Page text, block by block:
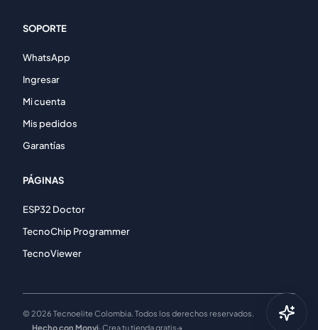
SOPORTE
WhatsApp
Ingresar
Mi cuenta
Mis pedidos
Garantías
PÁGINAS
ESP32 Doctor
TecnoChip Programmer
TecnoViewer
© 2026 Tecnoelite Colombia. Todos los derechos reservados.
Hecho con Monyi· Crea tu tienda gratis→